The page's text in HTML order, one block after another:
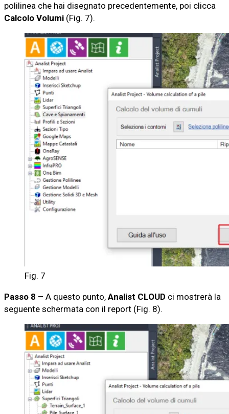
polilinea che hai disegnato precedentemente, poi clicca
Calcolo Volumi (Fig. 7).
Fig. 7
Passo 8 – A questo punto, Analist CLOUD ci mostrerà la
seguente schermata con il report (Fig. 8).